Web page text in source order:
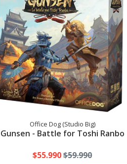
Office Dog (Studio Big)
Gunsen - Battle for Toshi Ranbo
$55.990$59.990